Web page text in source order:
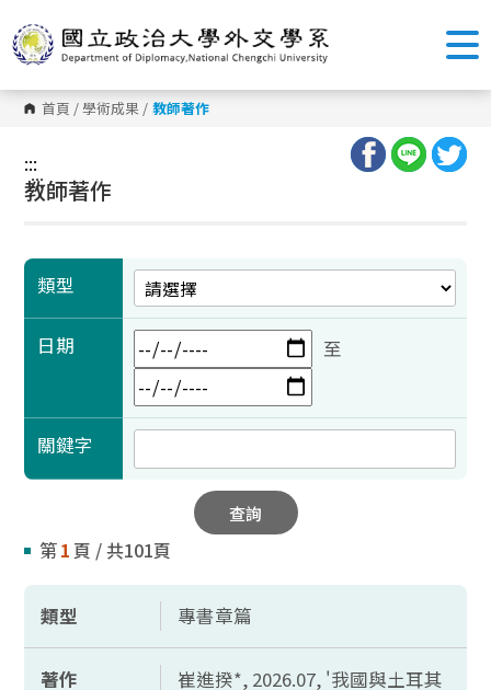
到
主
要
內
容
區 首頁 /學術成果 / 教師著作
:::
:::
教師著作
類型
日期 至
關鍵字
查詢
第1 頁 / 共101頁
類型 專書章篇
著作
崔進揆*, 2026.07, '我國與土耳其